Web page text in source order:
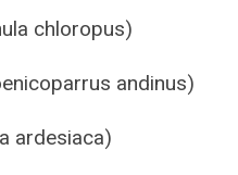
chloropus)
andinus)
ardesiaca)